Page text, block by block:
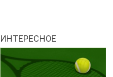
ИНТЕРЕСНОЕ